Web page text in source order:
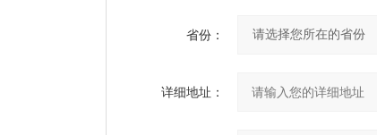
省份：
详细地址：